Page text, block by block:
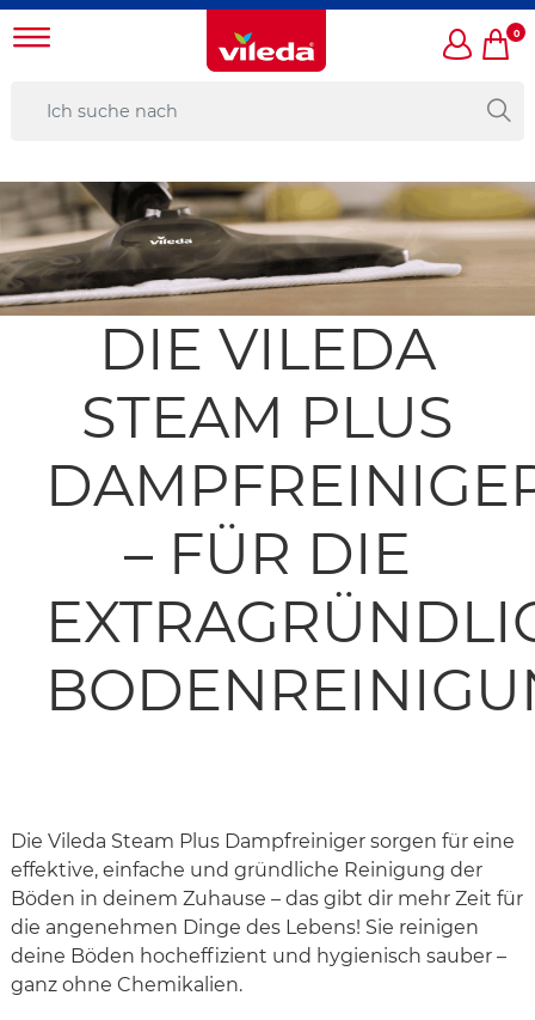
0
DIE VILEDA
STEAM PLUS
– FÜR DIE
Die Vileda Steam Plus Dampfreiniger sorgen für eine
effektive, einfache und gründliche Reinigung der
Böden in deinem Zuhause – das gibt dir mehr Zeit für
die angenehmen Dinge des Lebens! Sie reinigen
deine Böden hocheffizient und hygienisch sauber –
ganz ohne Chemikalien.